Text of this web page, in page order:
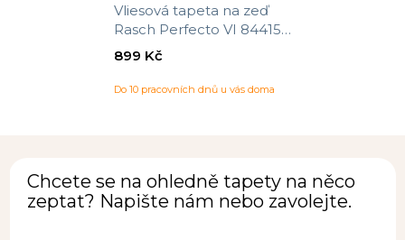
Vliesová tapeta na zeď
Rasch Perfecto VI 844153,
velikost 10,05 x 0,53 m
Do 10 pracovních dnů u vás doma
899 Kč
Chcete se na ohledně tapety na něco
zeptat? Napište nám nebo zavolejte.